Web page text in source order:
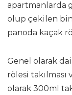
apartmanlarda
olup çekilen
panoda kaçak
Genel olarak
rölesi
olarak 300ml